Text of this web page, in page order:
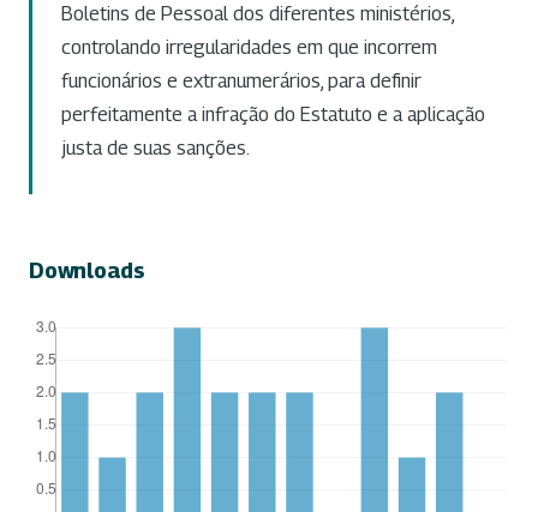
Boletins de Pessoal dos diferentes ministérios,
controlando irregularidades em que incorrem
funcionários e extranumerários, para definir
perfeitamente a infração do Estatuto e a aplicação
justa de suas sanções.
Downloads